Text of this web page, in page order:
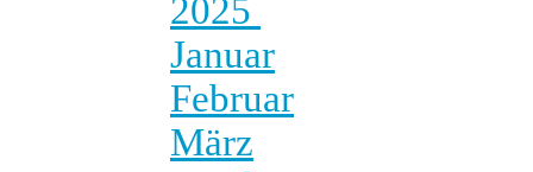
2025
Januar
Februar
März